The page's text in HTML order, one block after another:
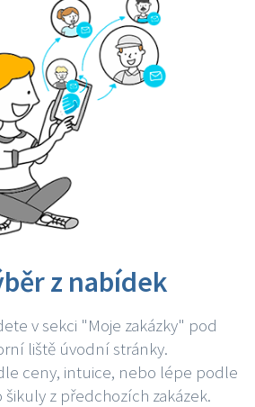
z nabídek
v sekci "Moje zakázky" pod
liště úvodní stránky.
ceny, intuice, nebo lépe podle
z předchozích zakázek.